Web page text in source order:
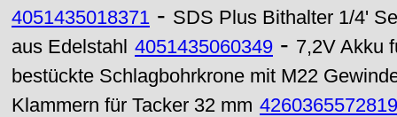
4051435018371 - SDS Plus Bithalter 1/4'
aus Edelstahl 4051435060349 - 7,2V Akku
bestückte Schlagbohrkrone mit M22
Klammern für Tacker 32 mm 4260365572819